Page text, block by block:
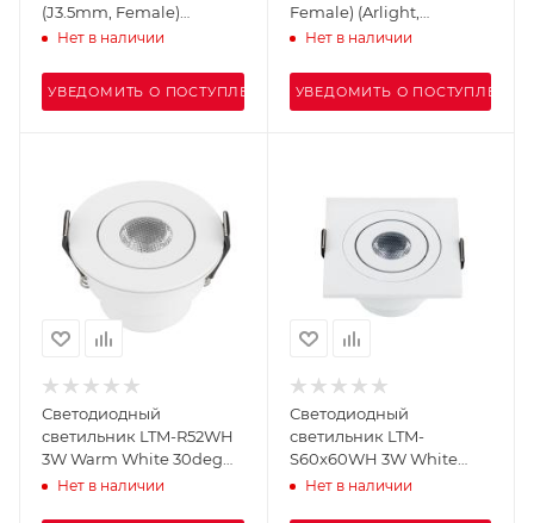
(J3.5mm, Female)
(Arlight, Компактный)
Нет в наличии
УВЕДОМИТЬ О ПОСТУПЛЕНИИ
Female) (Arlight,
Компактный)
Нет в наличии
УВЕДОМИТЬ О ПОСТУПЛЕНИИ
Светодиодный
светильник LTM-R52WH
3W Warm White 30deg
(Arlight, IP40 Металл, 3
Нет в наличии
Светодиодный
светильник LTM-
S60x60WH 3W White
30deg (Arlight, IP40
Нет в наличии